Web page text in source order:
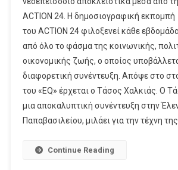
ACTION 24. Η δημοσιογραφική εκπομπή
του ACTION 24 φιλοξενεί κάθε
από όλο το φάσμα της κοινωνικής,
οικονομικής ζωής, ο οποίος
διαφορετική συνέντευξη. Απόψε στο
του «EQ» έρχεται ο Τάσος Χαλκιάς. Ο
μια αποκαλυπτική συνέντευξη στην
Παπαβασιλείου, μιλάει για την τέχνη της
Continue Reading